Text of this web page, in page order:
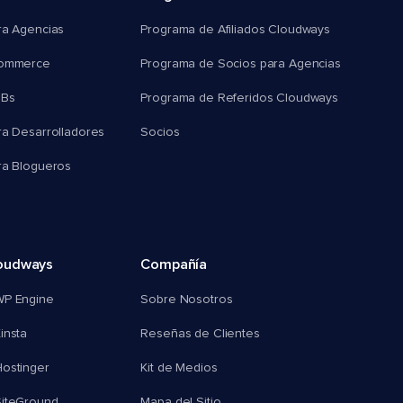
Agencias
Desarrolladores
Blogueros
Programa de Afiliados Cloudways
Programa de Socios para Agencias
Programa de Referidos Cloudways
Socios
Engine
Compañía
Sobre Nosotros
Reseñas de Clientes
Kit de Medios